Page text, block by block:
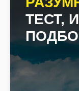
ТЕСТ,